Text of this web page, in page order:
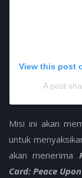
View this post
A post
Misi ini akan
untuk
akan menerima
Card: Peace